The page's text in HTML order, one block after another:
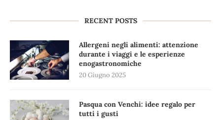
RECENT POSTS
Allergeni negli alimenti: attenzione
durante i viaggi e le esperienze
enogastronomiche
20 Giugno 2025
Pasqua con Venchi: idee regalo per
tutti i gusti